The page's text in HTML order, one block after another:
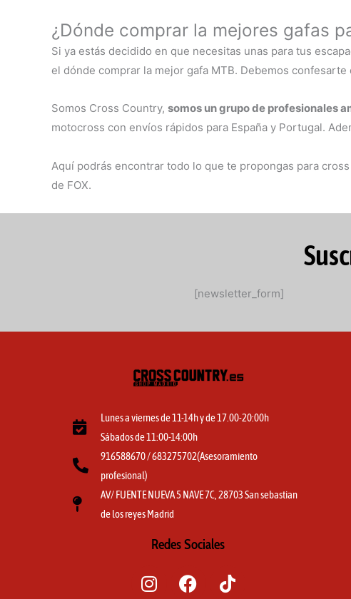
¿Dónde comprar la mejores gafas
Si ya estás decidido en que necesitas unas para tus
el dónde comprar la mejor gafa MTB. Debemos
Somos Cross Country, somos un grupo de profesionales
motocross con envíos rápidos para España y Portugal.
Aquí podrás encontrar todo lo que te propongas para
de FOX.
[newsletter_form]
Lunes a viernes de 11-14h y de 17.00-20:00h
Sábados de 11:00-14:00h
916588670 / 683275702(Asesoramiento
profesional)
AV/ FUENTE NUEVA 5 NAVE 7C, 28703 San sebastian
de los reyes Madrid
Redes Sociales
I
n
F
a
T
i